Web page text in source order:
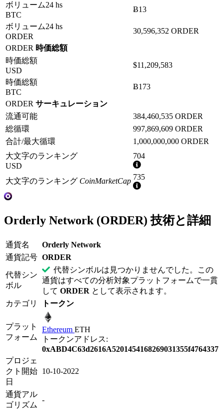
ボリューム24 hs
BTC
Ƀ13
ボリューム24 hs
ORDER
30,596,352 ORDER
ORDER 時価総額
時価総額
USD
$11,209,583
時価総額
BTC
Ƀ173
ORDER サーキュレーション
流通可能
384,460,535 ORDER
総循環
997,869,609 ORDER
合計/最大循環
1,000,000,000 ORDER
大文字のランキング
USD
704
詳
細
情
大文字のランキング CoinMarketCap 735
詳
報
Orderly Network (ORDER) 技術と詳細
通貨名
Orderly Network
通貨記号 ORDER
代替シン
ボル
代替シンボルは見つかりませんでした。この
通貨はすべての分析対象プラットフォームで一貫
して ORDER として表示されます。
カテゴリ
トークン
プラット
フォーム
Ethereum ETH
トークンアドレス:
0xABD4C63d2616A5201454168269031355f4764337
プロジェ
クト開始
日
10-10-2022
通貨アル
ゴリズム
-